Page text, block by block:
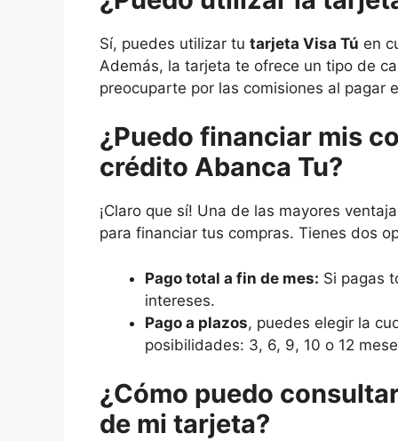
Sí, puedes utilizar tu tarjeta Visa Tú en
Además, la tarjeta te ofrece un tipo de
preocuparte por las comisiones al pagar
¿Puedo financiar mis
crédito Abanca Tu?
¡Claro que sí! Una de las mayores
para financiar tus compras. Tienes dos
Pago total a fin de mes: Si pagas
intereses.
Pago a plazos, puedes elegir la
posibilidades: 3, 6, 9, 10 o 12
¿Cómo puedo
de mi tarjeta?